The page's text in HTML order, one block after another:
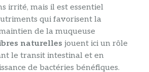
irrité, mais il est essentiel
qui favorisent la
de la muqueuse
naturelles jouent ici un rôle
le transit intestinal et en
de bactéries bénéfiques.